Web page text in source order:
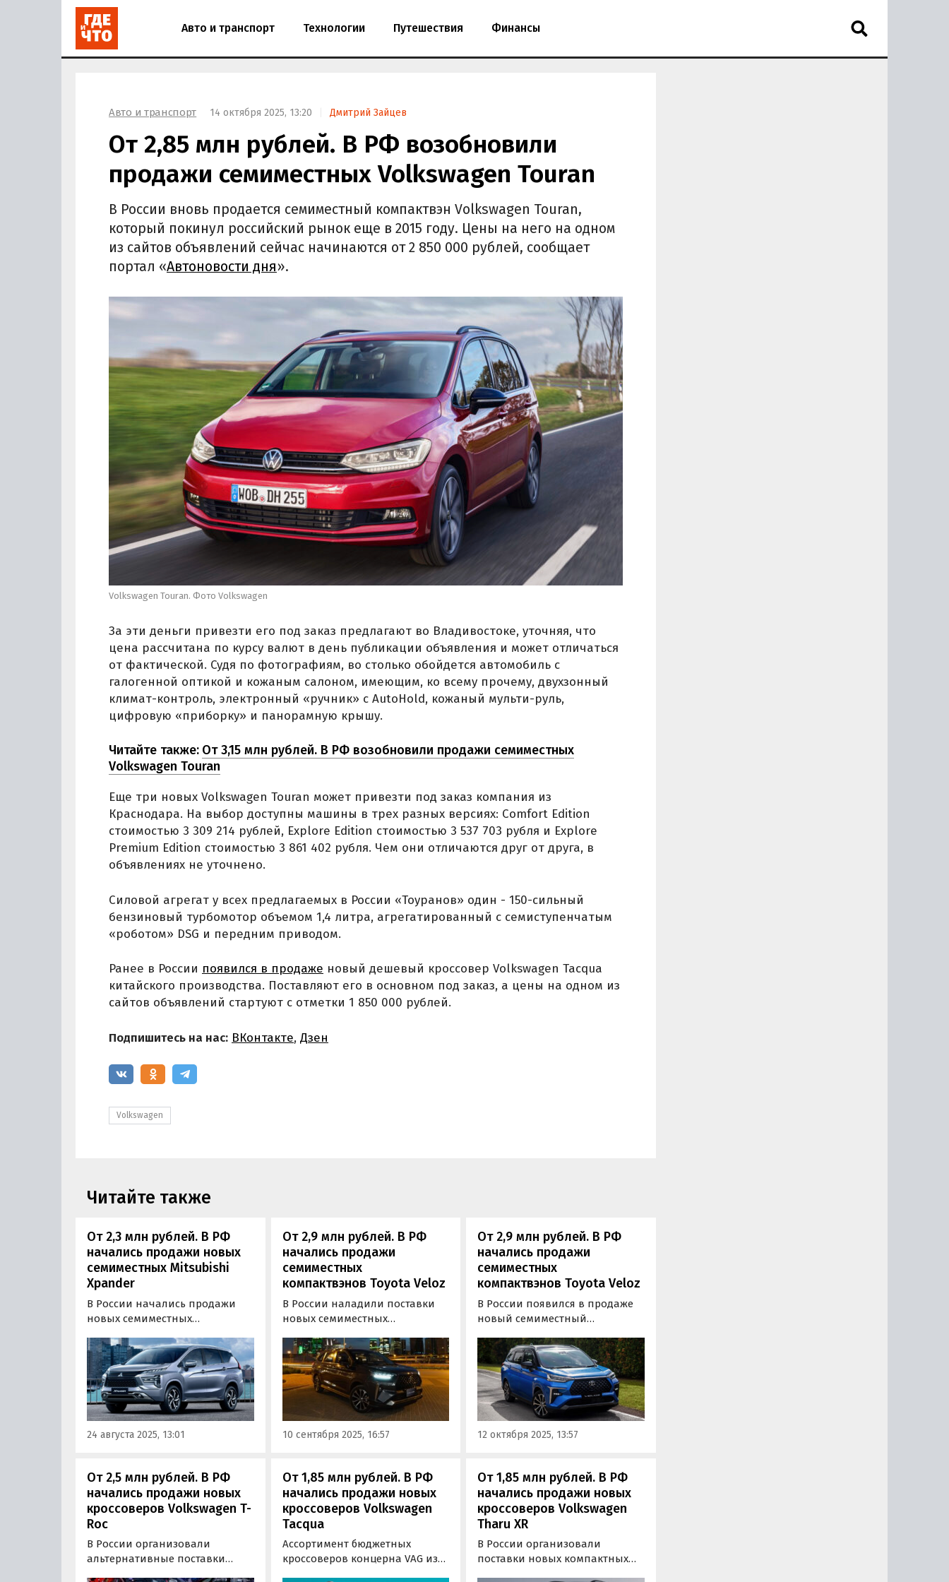
Авто и транспорт Технологии Путешествия Финансы
Авто и транспорт 14 октября 2025, 13:20 Дмитрий Зайцев
От 2,85 млн рублей. В РФ возобновили
продажи семиместных Volkswagen Touran
В России вновь продается семиместный компактвэн Volkswagen Touran,
который покинул российский рынок еще в 2015 году. Цены на него на одном
из сайтов объявлений сейчас начинаются от 2 850 000 рублей, сообщает
портал «Автоновости дня».
Volkswagen Touran. Фото Volkswagen
За эти деньги привезти его под заказ предлагают во Владивостоке, уточняя, что
цена рассчитана по курсу валют в день публикации объявления и может отличаться
от фактической. Судя по фотографиям, во столько обойдется автомобиль с
галогенной оптикой и кожаным салоном, имеющим, ко всему прочему, двухзонный
климат-контроль, электронный «ручник» с AutoHold, кожаный мульти-руль,
цифровую «приборку» и панорамную крышу.
Читайте также: От 3,15 млн рублей. В РФ возобновили продажи семиместных
Volkswagen Touran
Еще три новых Volkswagen Touran может привезти под заказ компания из
Краснодара. На выбор доступны машины в трех разных версиях: Соmfоrt Еditiоn
стоимостью 3 309 214 рублей, Ехрlоrе Еditiоn стоимостью 3 537 703 рубля и Ехрlоrе
Рrеmium Еditiоn стоимостью 3 861 402 рубля. Чем они отличаются друг от друга, в
объявлениях не уточнено.
Силовой агрегат у всех предлагаемых в России «Тоуранов» один - 150-сильный
бензиновый турбомотор объемом 1,4 литра, агрегатированный с семиступенчатым
«роботом» DSG и передним приводом.
Ранее в России появился в продаже новый дешевый кроссовер Volkswagen Tacqua
китайского производства. Поставляют его в основном под заказ, а цены на одном из
сайтов объявлений стартуют с отметки 1 850 000 рублей.
Подпишитесь на нас: ВКонтакте, Дзен
Volkswagen
Читайте также
От 2,3 млн рублей. В РФ
начались продажи новых
семиместных Mitsubishi
Xpander
В России начались продажи
новых семиместных
Xpander и их семиместной
версии под названием Xpander
Cross. Эти машины поставляют
к нам по альтернативным
схемам и продают минимум за
2 262 600 рублей, сообщает
портал «Автоновости…
24 августа 2025, 13:01
От 2,9 млн рублей. В РФ
начались продажи
семиместных
компактвэнов Toyota Veloz
В России наладили поставки
новых семиместных
машины привозят к нам по
альтернативным схемам, а
цены на них на одном из
сайтов объявлений сейчас
стартуют от 2,9 млн рублей,
пишут «Автоновости дня».
10 сентября 2025, 16:57
От 2,9 млн рублей. В РФ
начались продажи
семиместных
компактвэнов Toyota Veloz
В России появился в продаже
новый семиместный
который, имея третий ряд
сидений, мог бы
конкурировать с популярными
у россиян паркетниками Geely
и Chery.
12 октября 2025, 13:57
От 2,5 млн рублей. В РФ
начались продажи новых
кроссоверов Volkswagen T-
Roc
В России организовали
альтернативные поставки
От 1,85 млн рублей. В РФ
начались продажи новых
кроссоверов Volkswagen
Tacqua
Ассортимент бюджетных
кроссоверов концерна VAG из
От 1,85 млн рублей. В РФ
начались продажи новых
кроссоверов Volkswagen
Tharu XR
В России организовали
поставки новых компактных